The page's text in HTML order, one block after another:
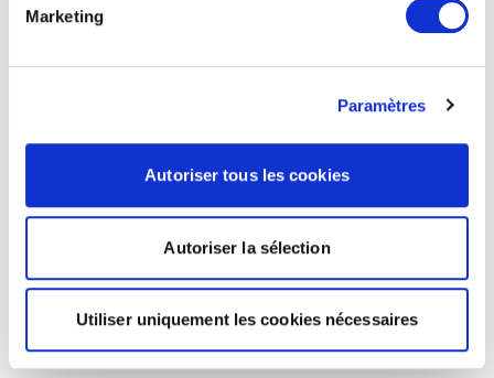
Marketing
Paramètres
Autoriser tous les cookies
Autoriser la sélection
Utiliser uniquement les cookies nécessaires